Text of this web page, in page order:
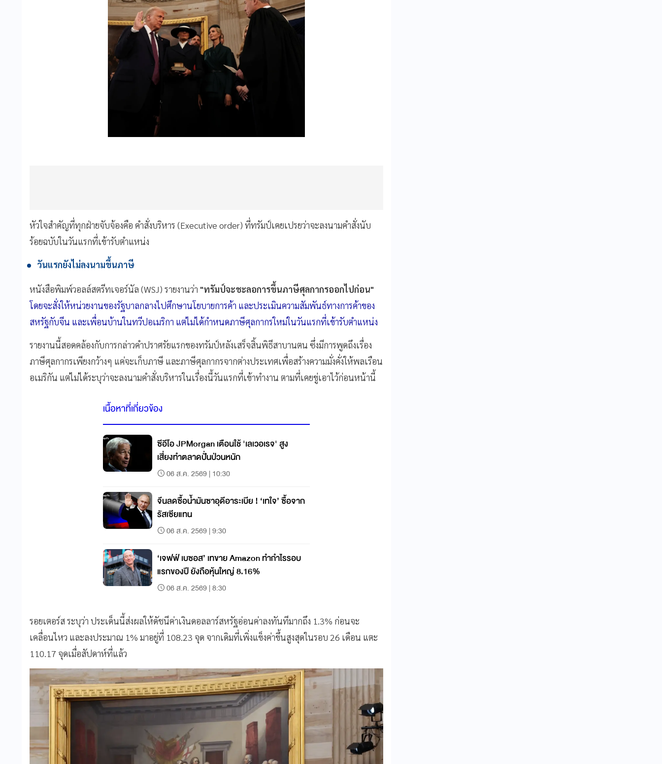
หัวใจสำคัญที่ทุกฝ่ายจับจ้องคือ คำสั่งบริหาร (Executive order) ที่ทรัมป์เคยเปรยว่าจะลงนามคำสั่งนับ
ร้อยฉบับในวันแรกที่เข้ารับตำแหน่ง
วันแรกยังไม่ลงนามขึ้นภาษี
หนังสือพิมพ์วอลล์สตรีทเจอร์นัล (WSJ) รายงานว่า "ทรัมป์จะชะลอการขึ้นภาษีศุลกากรออกไปก่อน"
โดยจะสั่งให้หน่วยงานของรัฐบาลกลางไปศึกษานโยบายการค้า และประเมินความสัมพันธ์ทางการค้าของ
สหรัฐกับจีน และเพื่อนบ้านในทวีปอเมริกา แต่ไม่ได้กำหนดภาษีศุลกากรใหม่ในวันแรกที่เข้ารับตำแหน่ง
รายงานนี้สอดคล้องกับการกล่าวคำปราศรัยแรกของทรัมป์หลังเสร็จสิ้นพิธีสาบานตน ซึ่งมีการพูดถึงเรื่อง
ภาษีศุลกากรเพียงกว้างๆ แค่จะเก็บภาษี และภาษีศุลกากรจากต่างประเทศเพื่อสร้างความมั่งคั่งให้พลเรือน
อเมริกัน แต่ไม่ได้ระบุว่าจะลงนามคำสั่งบริหารในเรื่องนี้วันแรกที่เข้าทำงาน ตามที่เคยขู่เอาไว้ก่อนหน้านี้
เนื้อหาที่เกี่ยวข้อง
ซีอีโอ JPMorgan เตือนใช้ 'เลเวอเรจ' สูง
เสี่ยงทำตลาดปั่นป่วนหนัก
06 ส.ค. 2569 | 10:30
จีนลดซื้อน้ำมันซาอุดีอาระเบีย ! ‘เทใจ’ ซื้อจาก
รัสเซียแทน
06 ส.ค. 2569 | 9:30
‘เจฟฟ์ เบซอส’ เทขาย Amazon ทำกำไรรอบ
แรกของปี ยังถือหุ้นใหญ่ 8.16%
06 ส.ค. 2569 | 8:30
รอยเตอร์ส ระบุว่า ประเด็นนี้ส่งผลให้ดัชนีค่าเงินดอลลาร์สหรัฐอ่อนค่าลงทันทีมากถึง 1.3% ก่อนจะ
เคลื่อนไหว และลงประมาณ 1% มาอยู่ที่ 108.23 จุด จากเดิมที่เพิ่งแข็งค่าขึ้นสูงสุดในรอบ 26 เดือน แตะ
110.17 จุดเมื่อสัปดาห์ที่แล้ว